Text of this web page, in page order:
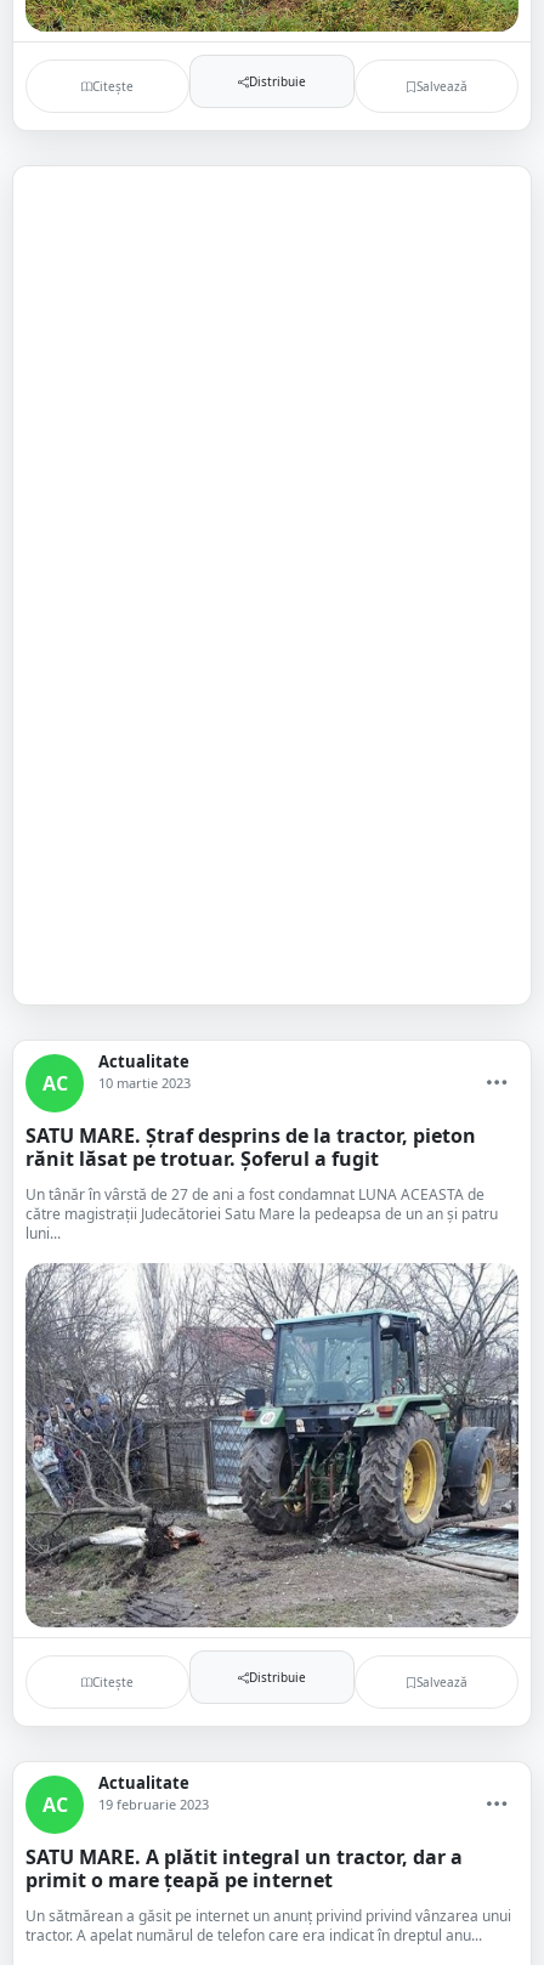
Citește Distribuie Salvează
AC
Actualitate
10 martie 2023
SATU MARE. Ștraf desprins de la tractor, pieton
rănit lăsat pe trotuar. Șoferul a fugit
Un tânăr în vârstă de 27 de ani a fost condamnat LUNA ACEASTA de
către magistrații Judecătoriei Satu Mare la pedeapsa de un an și patru
luni...
Citește Distribuie Salvează
AC
Actualitate
19 februarie 2023
SATU MARE. A plătit integral un tractor, dar a
primit o mare țeapă pe internet
Un sătmărean a găsit pe internet un anunț privind privind vânzarea unui
tractor. A apelat numărul de telefon care era indicat în dreptul anu...